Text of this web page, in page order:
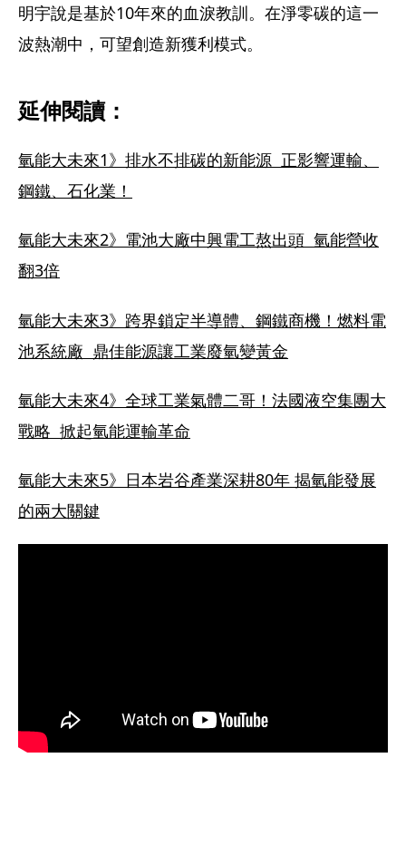
明宇說是基於10年來的血淚教訓。在淨零碳的這一
波熱潮中，可望創造新獲利模式。
延伸閱讀：
氫能大未來1》排水不排碳的新能源  正影響運輸、
鋼鐵、石化業！
氫能大未來2》電池大廠中興電工熬出頭  氫能營收
翻3倍
氫能大未來3》跨界鎖定半導體、鋼鐵商機！燃料電
池系統廠  鼎佳能源讓工業廢氫變黃金
氫能大未來4》全球工業氣體二哥！法國液空集團大
戰略  掀起氫能運輸革命
氫能大未來5》日本岩谷產業深耕80年 揭氫能發展
的兩大關鍵